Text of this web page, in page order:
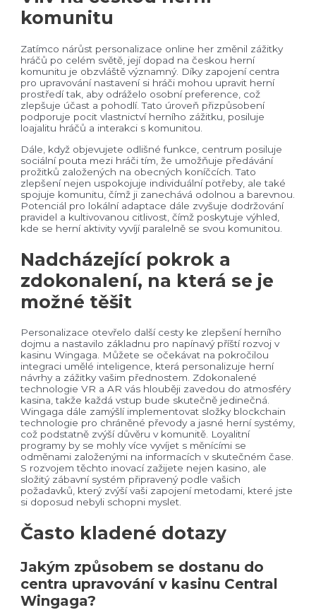
komunitu
Zatímco nárůst personalizace online her změnil zážitky
hráčů po celém světě, její dopad na českou herní
komunitu je obzvláště významný. Díky zapojení centra
pro upravování nastavení si hráči mohou upravit herní
prostředí tak, aby odráželo osobní preference, což
zlepšuje účast a pohodlí. Tato úroveň přizpůsobení
podporuje pocit vlastnictví herního zážitku, posiluje
loajalitu hráčů a interakci s komunitou.
Dále, když objevujete odlišné funkce, centrum posiluje
sociální pouta mezi hráči tím, že umožňuje předávání
prožitků založených na obecných koníčcích. Tato
zlepšení nejen uspokojuje individuální potřeby, ale také
spojuje komunitu, čímž ji zanechává odolnou a barevnou.
Potenciál pro lokální adaptace dále zvyšuje dodržování
pravidel a kultivovanou citlivost, čímž poskytuje výhled,
kde se herní aktivity vyvíjí paralelně se svou komunitou.
Nadcházející pokrok a
zdokonalení, na která se je
možné těšit
Personalizace otevřelo další cesty ke zlepšení herního
dojmu a nastavilo základnu pro napínavý příští rozvoj v
kasinu Wingaga. Můžete se očekávat na pokročilou
integraci umělé inteligence, která personalizuje herní
návrhy a zážitky vašim přednostem. Zdokonalené
technologie VR a AR vás hlouběji zavedou do atmosféry
kasina, takže každá vstup bude skutečně jedinečná.
Wingaga dále zamýšlí implementovat složky blockchain
technologie pro chráněné převody a jasné herní systémy,
což podstatně zvýší důvěru v komunitě. Loyalitní
programy by se mohly více vyvíjet s měnícími se
odměnami založenými na informacích v skutečném čase.
S rozvojem těchto inovací zažijete nejen kasino, ale
složitý zábavní systém připravený podle vašich
požadavků, který zvýší vaši zapojení metodami, které jste
si doposud nebyli schopni myslet.
Často kladené dotazy
Jakým způsobem se dostanu do
centra upravování v kasinu Central
Wingaga?